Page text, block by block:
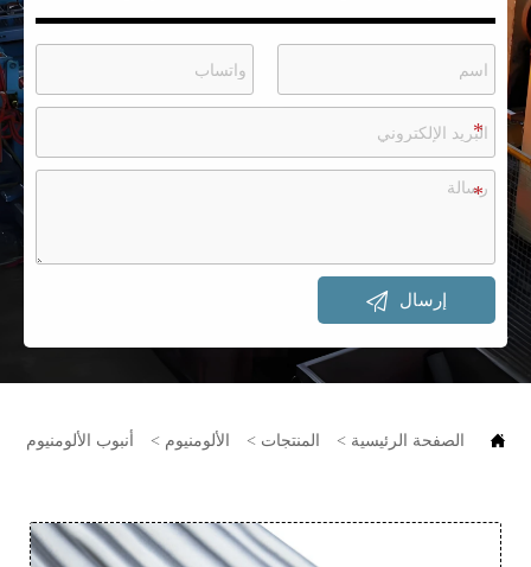
إرسال 
 الصفحة الرئيسية > المنتجات > الألومنيوم > أنبوب الألومنيوم